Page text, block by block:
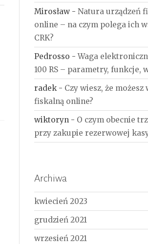
Mirosław -Natura urządzeń
online – na czym polega ich
CRK?
Pedrosso -Waga
100 RS – parametry, funkcje,
radek- Czy wiesz, że możesz
fiskalną online?
wiktoryn - O czym obecnie
przy zakupie rezerwowej
Archiwa
kwiecień 2023
grudzień 2021
wrzesień 2021